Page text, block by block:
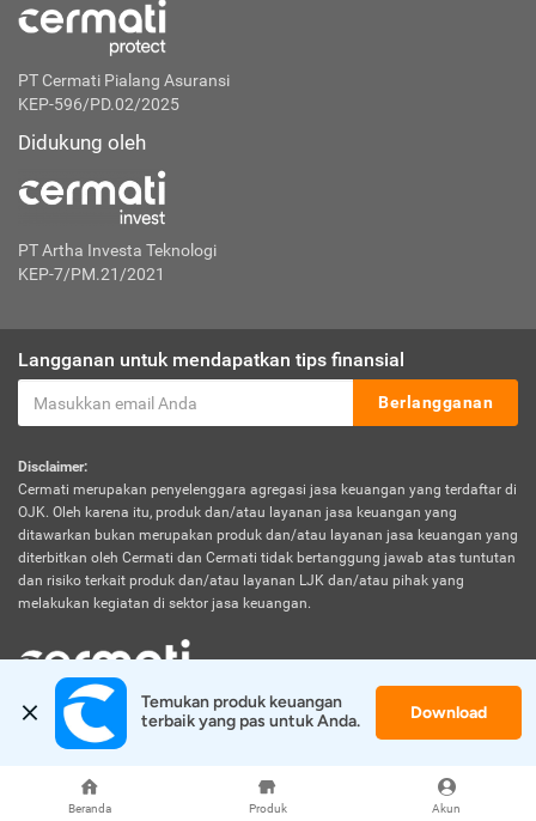
Beranda Produk Akun
PT Cermati Pialang Asuransi
KEP-596/PD.02/2025
Didukung oleh
PT Artha Investa Teknologi
KEP-7/PM.21/2021
Langganan untuk mendapatkan tips finansial
Berlangganan
Disclaimer:
Cermati merupakan penyelenggara agregasi jasa keuangan yang terdaftar di
OJK. Oleh karena itu, produk dan/atau layanan jasa keuangan yang
ditawarkan bukan merupakan produk dan/atau layanan jasa keuangan yang
diterbitkan oleh Cermati dan Cermati tidak bertanggung jawab atas tuntutan
dan risiko terkait produk dan/atau layanan LJK dan/atau pihak yang
melakukan kegiatan di sektor jasa keuangan.
© 2026 Cermati. All Rights Reserved.
Temukan produk keuangan
terbaik yang pas untuk Anda.
Download